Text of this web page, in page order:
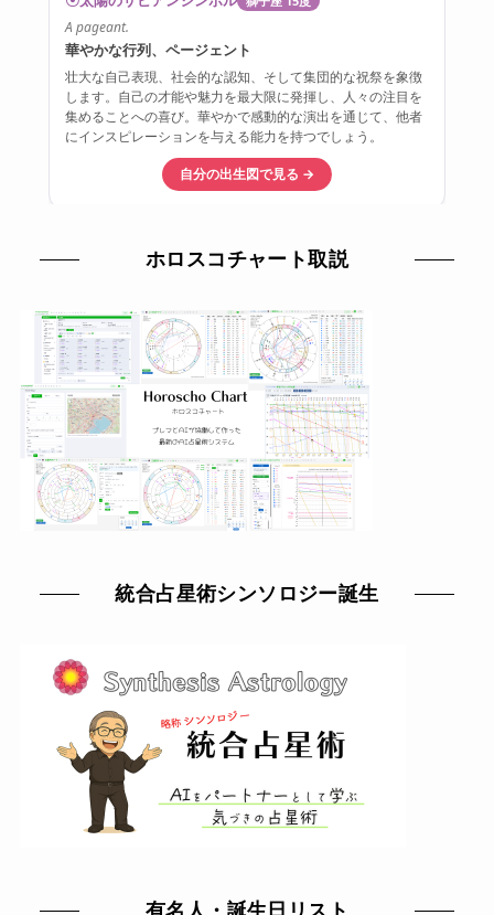
ホロスコチャート取説
統合占星術シンソロジー誕生